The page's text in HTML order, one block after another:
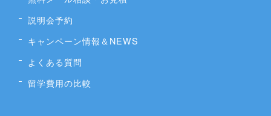
説明会予約
キャンペーン情報＆NEWS
よくある質問
留学費用の比較